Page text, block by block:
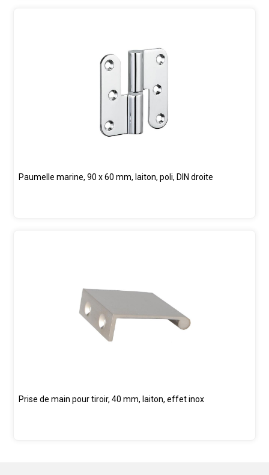
Paumelle marine, 90 x 60 mm, laiton, poli, DIN droite
Prise de main pour tiroir, 40 mm, laiton, effet inox